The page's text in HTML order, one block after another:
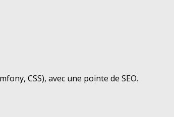
CSS), avec une pointe de SEO.